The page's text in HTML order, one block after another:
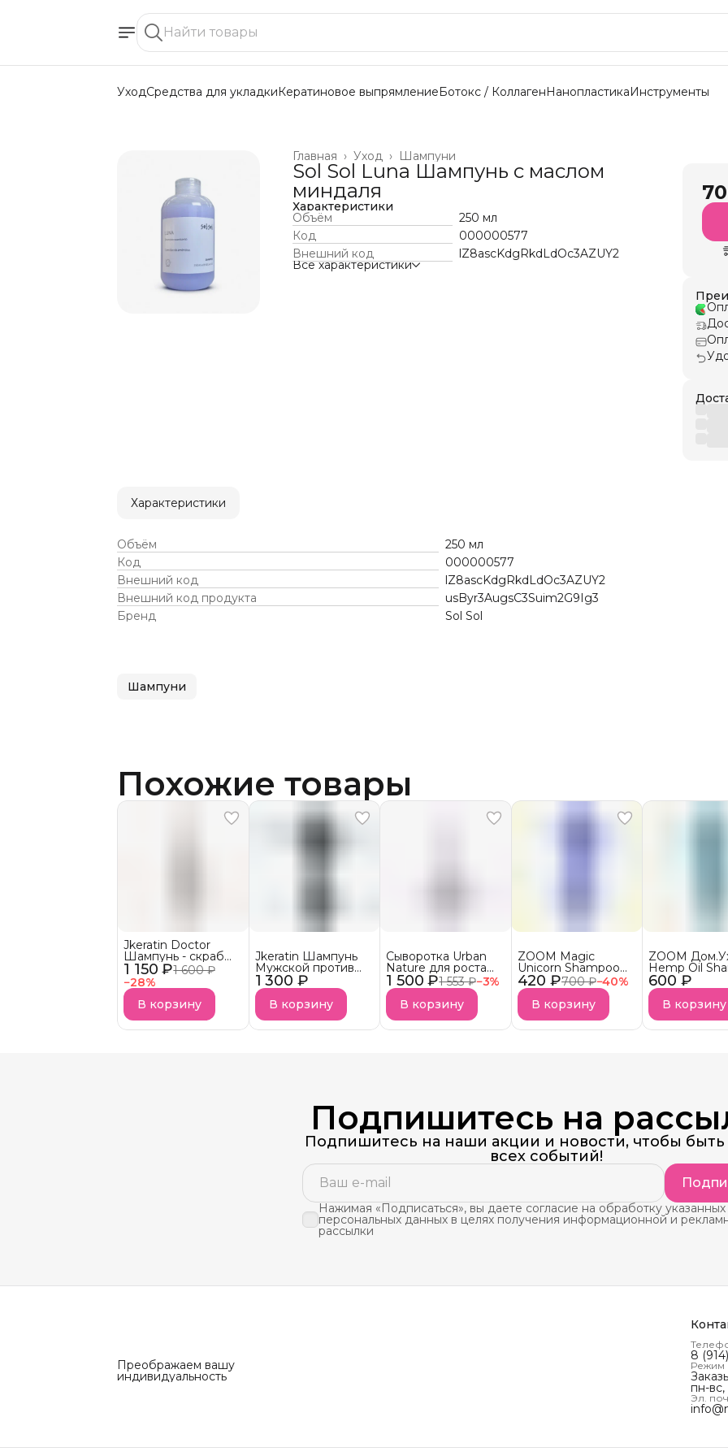
УходСредства для укладкиКератиновое выпрямлениеБотокс / КоллагенНанопластикаИнструменты
Шампуни
Уход ›
Главная ›
Sol Sol Luna Шампунь с маслом
миндаля
Характеристики
Объём
250 мл
Код
000000577
Внешний код
lZ8ascKdgRkdLdOc3AZUY2
Все характеристики
Характеристики
Объём
250 мл
Код
000000577
Внешний код
lZ8ascKdgRkdLdOc3AZUY2
Внешний код продукта
usByr3AugsC3Suim2G9Ig3
Бренд
Sol Sol
Шампуни
Похожие товары
1 150 ₽1 600 ₽
−28%
Jkeratin Doctor
Шампунь - скраб
Doctor СКОРО В
НАЛИЧИИ!
В корзину
1 300 ₽
Jkeratin Шампунь
Мужской против
выпадения волос
JMan СКОРО В
НАЛИЧИИ!
В корзину
1 500 ₽1 553 ₽−3%
Сыворотка Urban
Nature для роста
волос АКЦИЯ!
В корзину
420 ₽700 ₽−40%
ZOOM Magic
Unicorn Shampoo
Шампунь
безсульфатный
УСПЕЙ КУПИТЬ
Снятие с продаж
В корзину
600 ₽
ZOOM
Hemp Oil
Шампунь
В корзину
Подпишитесь на
Подпишитесь на наши акции и новости, чтобы быть
всех событий!
Нажимая «Подписаться», вы даете согласие на обработку указанных
персональных данных в целях получения информационной и
рассылки
Преображаем вашу
индивидуальность
8
Режим
пн-
Эл.